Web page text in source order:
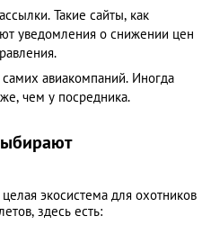
Такие сайты, как
уведомления о снижении цен
авиакомпаний. Иногда
чем у посредника.
экосистема для охотников
здесь есть: